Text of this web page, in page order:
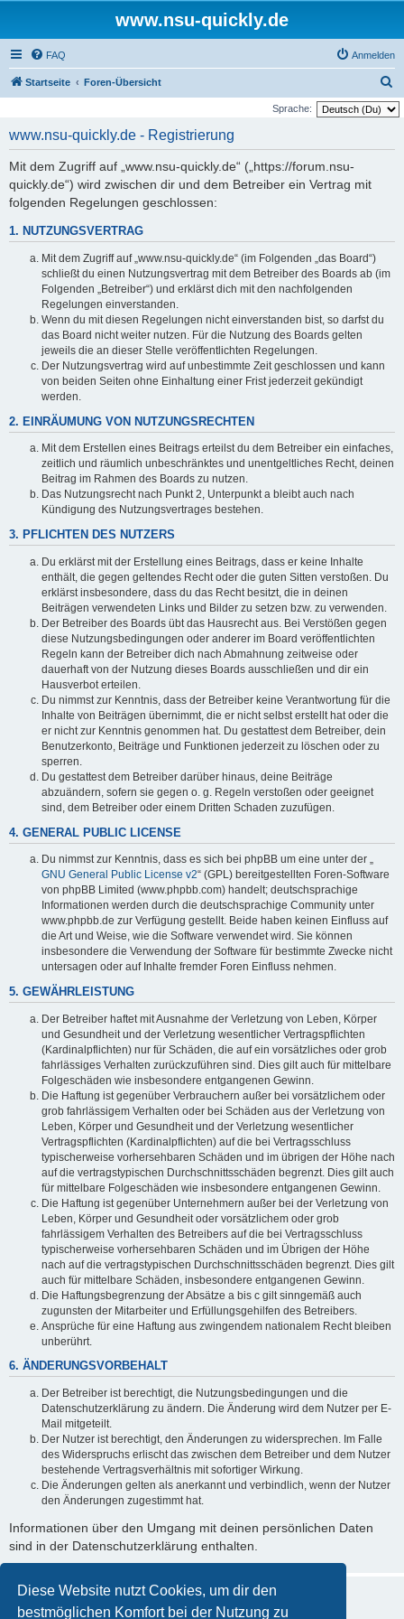
Diese Website nutzt Cookies, um dir den
bestmöglichen Komfort bei der Nutzung zu
www.nsu-quickly.de
FAQ Anmelden
Startseite Foren-Übersicht
u
Sprache:
www.nsu-quickly.de - Registrierung
Mit dem Zugriff auf „www.nsu-quickly.de“ („https://forum.nsu-
quickly.de“) wird zwischen dir und dem Betreiber ein Vertrag mit
folgenden Regelungen geschlossen:
1. NUTZUNGSVERTRAG
Mit dem Zugriff auf „www.nsu-quickly.de“ (im Folgenden „das Board“)
schließt du einen Nutzungsvertrag mit dem Betreiber des Boards ab (im
Folgenden „Betreiber“) und erklärst dich mit den nachfolgenden
Regelungen einverstanden.
Wenn du mit diesen Regelungen nicht einverstanden bist, so darfst du
das Board nicht weiter nutzen. Für die Nutzung des Boards gelten
jeweils die an dieser Stelle veröffentlichten Regelungen.
Der Nutzungsvertrag wird auf unbestimmte Zeit geschlossen und kann
von beiden Seiten ohne Einhaltung einer Frist jederzeit gekündigt
werden.
2. EINRÄUMUNG VON NUTZUNGSRECHTEN
Mit dem Erstellen eines Beitrags erteilst du dem Betreiber ein einfaches,
zeitlich und räumlich unbeschränktes und unentgeltliches Recht, deinen
Beitrag im Rahmen des Boards zu nutzen.
Das Nutzungsrecht nach Punkt 2, Unterpunkt a bleibt auch nach
Kündigung des Nutzungsvertrages bestehen.
3. PFLICHTEN DES NUTZERS
Du erklärst mit der Erstellung eines Beitrags, dass er keine Inhalte
enthält, die gegen geltendes Recht oder die guten Sitten verstoßen. Du
erklärst insbesondere, dass du das Recht besitzt, die in deinen
Beiträgen verwendeten Links und Bilder zu setzen bzw. zu verwenden.
Der Betreiber des Boards übt das Hausrecht aus. Bei Verstößen gegen
diese Nutzungsbedingungen oder anderer im Board veröffentlichten
Regeln kann der Betreiber dich nach Abmahnung zeitweise oder
dauerhaft von der Nutzung dieses Boards ausschließen und dir ein
Hausverbot erteilen.
Du nimmst zur Kenntnis, dass der Betreiber keine Verantwortung für die
Inhalte von Beiträgen übernimmt, die er nicht selbst erstellt hat oder die
er nicht zur Kenntnis genommen hat. Du gestattest dem Betreiber, dein
Benutzerkonto, Beiträge und Funktionen jederzeit zu löschen oder zu
sperren.
Du gestattest dem Betreiber darüber hinaus, deine Beiträge
abzuändern, sofern sie gegen o. g. Regeln verstoßen oder geeignet
sind, dem Betreiber oder einem Dritten Schaden zuzufügen.
4. GENERAL PUBLIC LICENSE
Du nimmst zur Kenntnis, dass es sich bei phpBB um eine unter der „
GNU General Public License v2“ (GPL) bereitgestellten Foren-Software
von phpBB Limited (www.phpbb.com) handelt; deutschsprachige
Informationen werden durch die deutschsprachige Community unter
www.phpbb.de zur Verfügung gestellt. Beide haben keinen Einfluss auf
die Art und Weise, wie die Software verwendet wird. Sie können
insbesondere die Verwendung der Software für bestimmte Zwecke nicht
untersagen oder auf Inhalte fremder Foren Einfluss nehmen.
5. GEWÄHRLEISTUNG
Der Betreiber haftet mit Ausnahme der Verletzung von Leben, Körper
und Gesundheit und der Verletzung wesentlicher Vertragspflichten
(Kardinalpflichten) nur für Schäden, die auf ein vorsätzliches oder grob
fahrlässiges Verhalten zurückzuführen sind. Dies gilt auch für mittelbare
Folgeschäden wie insbesondere entgangenen Gewinn.
Die Haftung ist gegenüber Verbrauchern außer bei vorsätzlichem oder
grob fahrlässigem Verhalten oder bei Schäden aus der Verletzung von
Leben, Körper und Gesundheit und der Verletzung wesentlicher
Vertragspflichten (Kardinalpflichten) auf die bei Vertragsschluss
typischerweise vorhersehbaren Schäden und im übrigen der Höhe nach
auf die vertragstypischen Durchschnittsschäden begrenzt. Dies gilt auch
für mittelbare Folgeschäden wie insbesondere entgangenen Gewinn.
Die Haftung ist gegenüber Unternehmern außer bei der Verletzung von
Leben, Körper und Gesundheit oder vorsätzlichem oder grob
fahrlässigem Verhalten des Betreibers auf die bei Vertragsschluss
typischerweise vorhersehbaren Schäden und im Übrigen der Höhe
nach auf die vertragstypischen Durchschnittsschäden begrenzt. Dies gilt
auch für mittelbare Schäden, insbesondere entgangenen Gewinn.
Die Haftungsbegrenzung der Absätze a bis c gilt sinngemäß auch
zugunsten der Mitarbeiter und Erfüllungsgehilfen des Betreibers.
Ansprüche für eine Haftung aus zwingendem nationalem Recht bleiben
unberührt.
6. ÄNDERUNGSVORBEHALT
Der Betreiber ist berechtigt, die Nutzungsbedingungen und die
Datenschutzerklärung zu ändern. Die Änderung wird dem Nutzer per E-
Mail mitgeteilt.
Der Nutzer ist berechtigt, den Änderungen zu widersprechen. Im Falle
des Widerspruchs erlischt das zwischen dem Betreiber und dem Nutzer
bestehende Vertragsverhältnis mit sofortiger Wirkung.
Die Änderungen gelten als anerkannt und verbindlich, wenn der Nutzer
den Änderungen zugestimmt hat.
Informationen über den Umgang mit deinen persönlichen Daten
sind in der Datenschutzerklärung enthalten.